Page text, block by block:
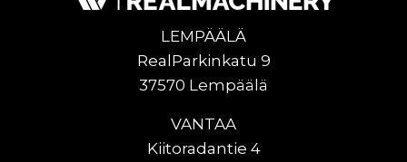
LEMPÄÄLÄ
RealParkinkatu 9
37570 Lempäälä
VANTAA
Kiitoradantie 4